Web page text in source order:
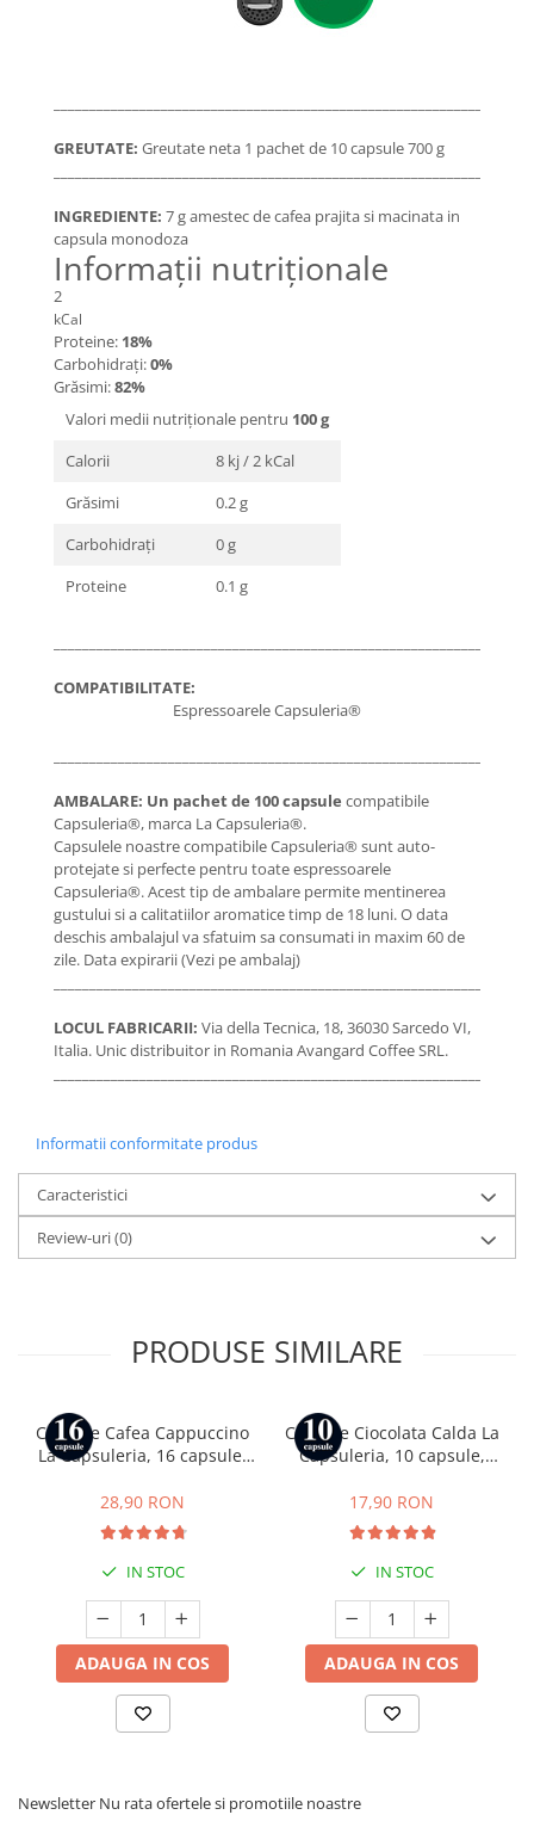
GREUTATE: Greutate neta 1 pachet de 10 capsule 700 g
INGREDIENTE: 7 g amestec de cafea prajita si macinata in
capsula monodoza
Informații nutriționale
2
kCal
Proteine: 18%
Carbohidrați:0%
Grăsimi:82%
Valori medii nutriționale pentru 100 g
Calorii
8 kj / 2 kCal
Grăsimi
0.2 g
Carbohidrați
0 g
Proteine
0.1 g
COMPATIBILITATE:
Espressoarele Capsuleria®
AMBALARE: Un pachet de 100 capsule compatibile
Capsuleria®, marca La Capsuleria®.
Capsulele noastre compatibile Capsuleria® sunt auto-
protejate si perfecte pentru toate espressoarele
Capsuleria®. Acest tip de ambalare permite mentinerea
gustului si a calitatiilor aromatice timp de 18 luni. O data
deschis ambalajul va sfatuim sa consumati in maxim 60 de
zile. Data expirarii (Vezi pe ambalaj)
LOCUL FABRICARII: Via della Tecnica, 18, 36030 Sarcedo VI,
Italia. Unic distribuitor in Romania Avangard Coffee SRL.
Informatii conformitate produs
Caracteristici
Review-uri(0)
PRODUSE SIMILARE
Capsule Cafea Cappuccino
La Capsuleria, 16 capsule,
28,90 RON
IN STOC
ADAUGA IN COS
Capsule Ciocolata Calda La
Capsuleria, 10 capsule,
17,90 RON
IN STOC
ADAUGA IN COS
Newsletter Nu rata ofertele si promotiile noastre